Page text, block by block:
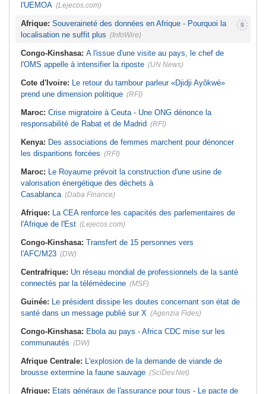
l'UEMOA (Lejecos.com)
Afrique: Souveraineté des données en Afrique - Pourquoi la
localisation ne suffit plus (InfoWire)
Congo-Kinshasa: A l'issue d'une visite au pays, le chef de
l'OMS appelle à intensifier la riposte (UN News)
Cote d'Ivoire: Le retour du tambour parleur «Djidji Ayôkwé»
prend une dimension politique (RFI)
Maroc: Crise migratoire à Ceuta - Une ONG dénonce la
responsabilité de Rabat et de Madrid (RFI)
Kenya: Des associations de femmes marchent pour dénoncer
les disparitions forcées (RFI)
Maroc: Le Royaume prévoit la construction d'une usine de
valorisation énergétique des déchets à
Casablanca (Daba Finance)
Afrique: La CEA renforce les capacités des parlementaires de
l'Afrique de l'Est (Lejecos.com)
Congo-Kinshasa: Transfert de 15 personnes vers
l'AFC/M23 (DW)
Centrafrique: Un réseau mondial de professionnels de la santé
connectés par la télémédecine (MSF)
Guinée: Le président dissipe les doutes concernant son état de
santé dans un message publié sur X (Agenzia Fides)
Congo-Kinshasa: Ebola au pays - Africa CDC mise sur les
communautés (DW)
Afrique Centrale: L'explosion de la demande de viande de
brousse extermine la faune sauvage (SciDev.Net)
Afrique: Etats généraux de l'assurance pour tous - Le pacte de